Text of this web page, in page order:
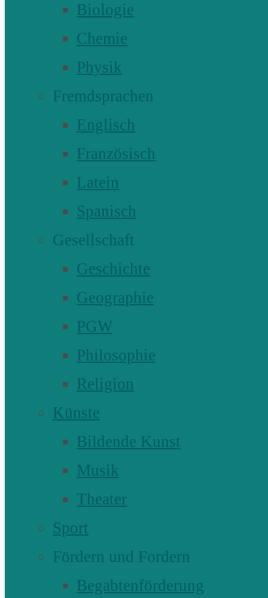
Biologie
Chemie
Physik
Fremdsprachen
Englisch
Französisch
Latein
Spanisch
Gesellschaft
Geschichte
Geographie
PGW
Philosophie
Religion
Künste
Bildende Kunst
Musik
Theater
Sport
Fördern und Fordern
Begabtenförderung